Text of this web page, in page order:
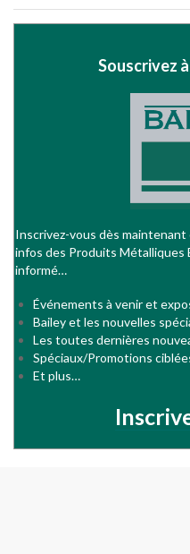
Souscrivez
Inscrivez-vous dès
infos des Produits Métalliques
informé…
Événements à venir et
Bailey et les nouvelles
Les toutes dernières
Spéciaux/Promotions
Et plus…